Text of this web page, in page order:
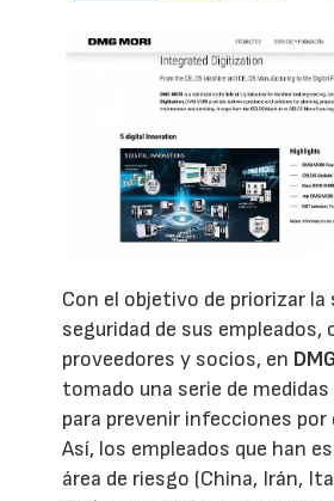
Con el objetivo de priorizar la
seguridad de sus empleados,
proveedores y socios, en
tomado una serie de
para prevenir infecciones por
Así, los empleados que han
área de riesgo (China, Irán,